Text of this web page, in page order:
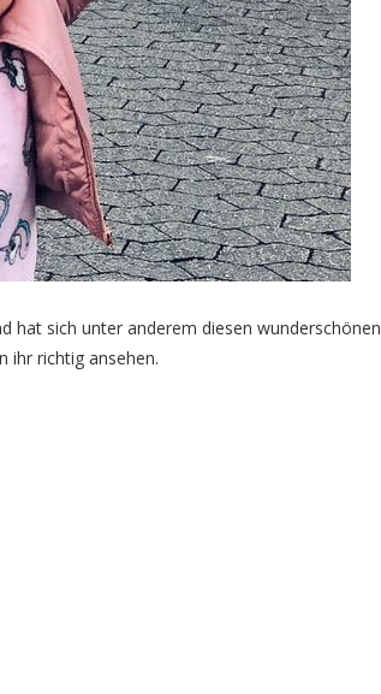
hat sich unter anderem diesen wunderschönen
ihr richtig ansehen.